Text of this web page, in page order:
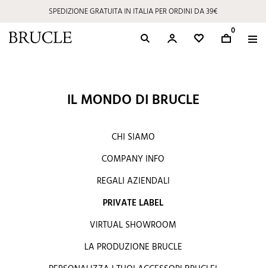
SPEDIZIONE GRATUITA IN ITALIA PER ORDINI DA 39€
0
IL MONDO DI BRUCLE
CHI SIAMO
COMPANY INFO
REGALI AZIENDALI
PRIVATE LABEL
VIRTUAL SHOWROOM
LA PRODUZIONE BRUCLE